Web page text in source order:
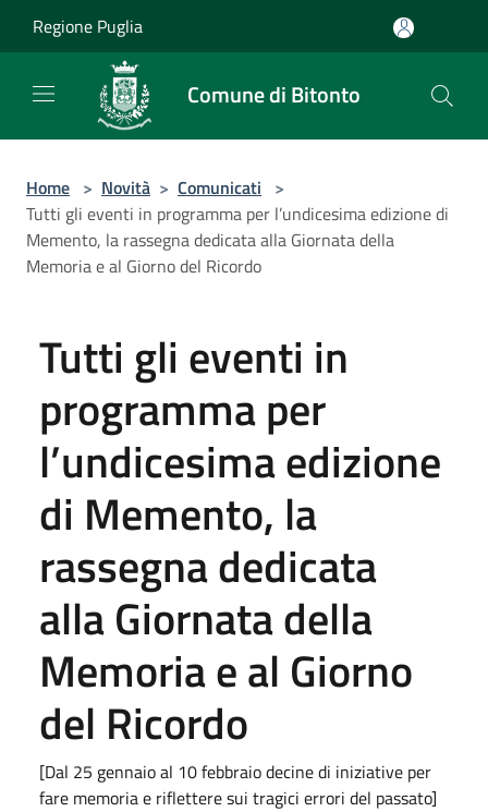
Regione Puglia
Comune di Bitonto
Home > Novità > Comunicati >
Tutti gli eventi in programma per l’undicesima edizione di
Memento, la rassegna dedicata alla Giornata della
Memoria e al Giorno del Ricordo
Tutti gli eventi in
programma per
l’undicesima edizione
di Memento, la
rassegna dedicata
alla Giornata della
Memoria e al Giorno
del Ricordo
[Dal 25 gennaio al 10 febbraio decine di iniziative per
fare memoria e riflettere sui tragici errori del passato]